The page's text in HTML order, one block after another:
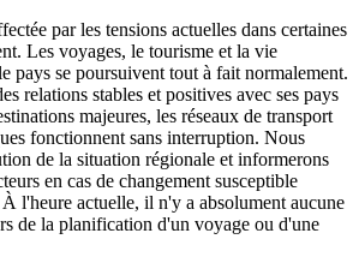
par les tensions actuelles dans certaines
Les voyages, le tourisme et la vie
pays se poursuivent tout à fait normalement.
relations stables et positives avec ses pays
majeures, les réseaux de transport
fonctionnent sans interruption. Nous
de la situation régionale et informerons
en cas de changement susceptible
l'heure actuelle, il n'y a absolument aucune
de la planification d'un voyage ou d'une